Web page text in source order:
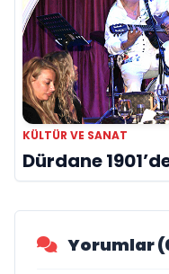
KÜLTÜR VE SANAT
Dürdane
Yorumlar